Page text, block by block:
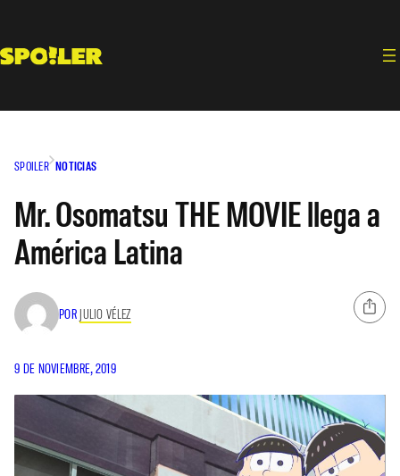
contenido
SPOILER NOTICIAS
Mr. Osomatsu THE MOVIE llega a
América Latina
POR JULIO VÉLEZ
9 DE NOVIEMBRE, 2019